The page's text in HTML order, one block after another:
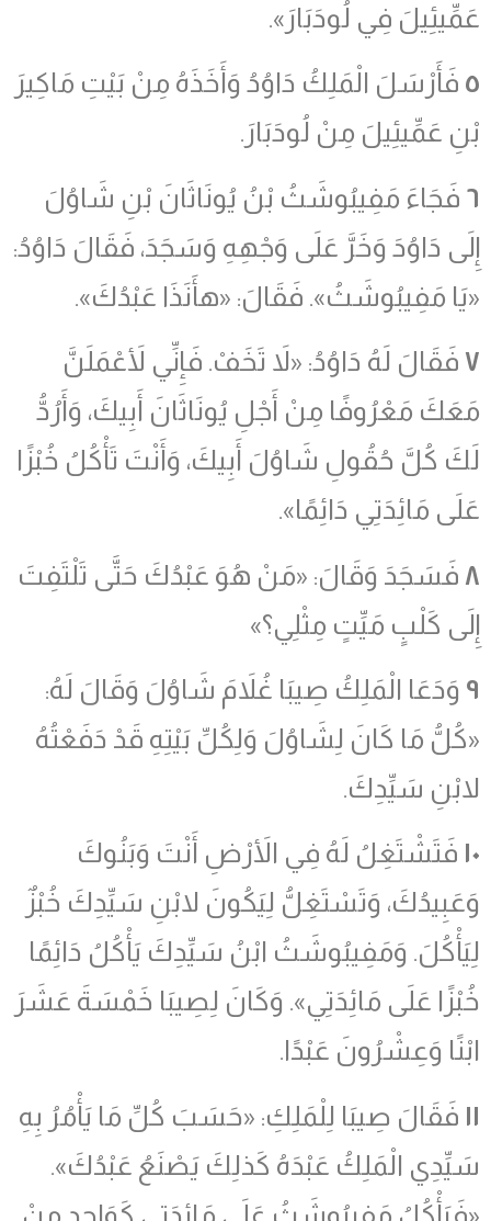
عَمِّيئِيلَ فِي لُودَبَارَ».
٥ فَأَرْسَلَ الْمَلِكُ دَاوُدُ وَأَخَذَهُ مِنْ بَيْتِ مَاكِيرَ
بْنِ عَمِّيئِيلَ مِنْ لُودَبَارَ.
٦ فَجَاءَ مَفِيبُوشَثُ بْنُ يُونَاثَانَ بْنِ شَاوُلَ
إِلَى دَاوُدَ وَخَرَّ عَلَى وَجْهِهِ وَسَجَدَ، فَقَالَ دَاوُدُ:
«يَا مَفِيبُوشَثُ». فَقَالَ: «هأَنَذَا عَبْدُكَ».
٧ فَقَالَ لَهُ دَاوُدُ: «لاَ تَخَفْ. فَإِنِّي لأَعْمَلَنَّ
مَعَكَ مَعْرُوفًا مِنْ أَجْلِ يُونَاثَانَ أَبِيكَ، وَأَرُدُّ
لَكَ كُلَّ حُقُولِ شَاوُلَ أَبِيكَ، وَأَنْتَ تَأْكُلُ خُبْزًا
عَلَى مَائِدَتِي دَائِمًا».
٨ فَسَجَدَ وَقَالَ: «مَنْ هُوَ عَبْدُكَ حَتَّى تَلْتَفِتَ
إِلَى كَلْبٍ مَيِّتٍ مِثْلِي؟»
٩ وَدَعَا الْمَلِكُ صِيبَا غُلاَمَ شَاوُلَ وَقَالَ لَهُ:
«كُلُّ مَا كَانَ لِشَاوُلَ وَلِكُلِّ بَيْتِهِ قَدْ دَفَعْتُهُ
لابْنِ سَيِّدِكَ.
١٠ فَتَشْتَغِلُ لَهُ فِي الأَرْضِ أَنْتَ وَبَنُوكَ
وَعَبِيدُكَ، وَتَسْتَغِلُّ لِيَكُونَ لابْنِ سَيِّدِكَ خُبْزٌ
لِيَأْكُلَ. وَمَفِيبُوشَثُ ابْنُ سَيِّدِكَ يَأْكُلُ دَائِمًا
خُبْزًا عَلَى مَائِدَتِي». وَكَانَ لِصِيبَا خَمْسَةَ عَشَرَ
ابْنًا وَعِشْرُونَ عَبْدًا.
١١ فَقَالَ صِيبَا لِلْمَلِكِ: «حَسَبَ كُلِّ مَا يَأْمُرُ بِهِ
سَيِّدِي الْمَلِكُ عَبْدَهُ كَذلِكَ يَصْنَعُ عَبْدُكَ».
«فَيَأْكُلُ مَفِيبُوشَثُ عَلَى مَائِدَتِي كَوَاحِدٍ مِنْ